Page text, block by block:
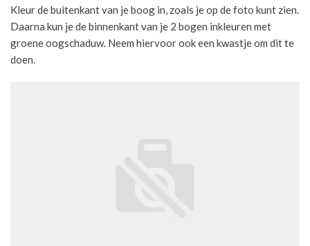
Kleur de buitenkant van je boog in, zoals je op de foto kunt zien.
Daarna kun je de binnenkant van je 2 bogen inkleuren met
groene oogschaduw. Neem hiervoor ook een kwastje om dit te
doen.